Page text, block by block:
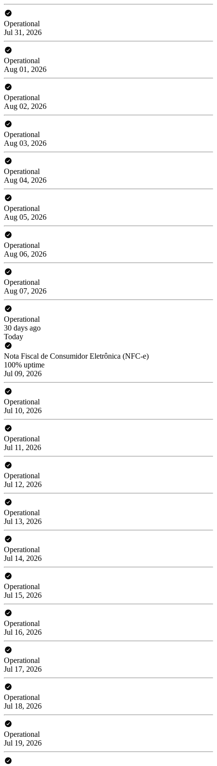
Operational
Jul 31, 2026
Operational
Aug 01, 2026
Operational
Aug 02, 2026
Operational
Aug 03, 2026
Operational
Aug 04, 2026
Operational
Aug 05, 2026
Operational
Aug 06, 2026
Operational
Aug 07, 2026
Operational
30 days ago
Today
Nota Fiscal de Consumidor Eletrônica (NFC-e)
100% uptime
Jul 09, 2026
Operational
Jul 10, 2026
Operational
Jul 11, 2026
Operational
Jul 12, 2026
Operational
Jul 13, 2026
Operational
Jul 14, 2026
Operational
Jul 15, 2026
Operational
Jul 16, 2026
Operational
Jul 17, 2026
Operational
Jul 18, 2026
Operational
Jul 19, 2026